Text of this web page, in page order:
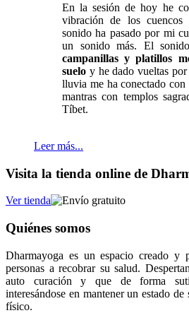
En la sesión de hoy he
vibración de los cuencos
sonido ha pasado por mi
un sonido más. El
campanillas y platillos
suelo y he dado vueltas
lluvia me ha conectado
mantras con templos
Tíbet.
Leer más...
Visita la tienda online de
Ver tienda
Quiénes somos
Dharmayoga es un espacio creado y
personas a recobrar su salud.
auto curación y que de forma
interesándose en mantener un estado
físico.